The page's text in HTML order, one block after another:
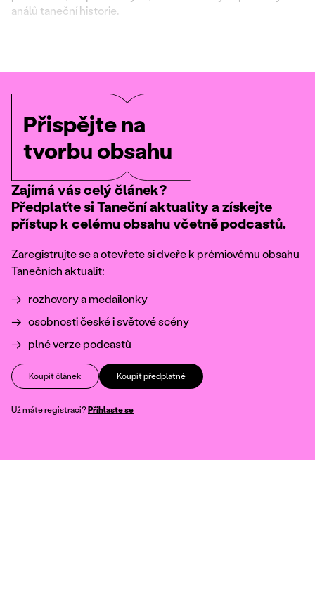
análů taneční historie.
Přispějte na
tvorbu obsahu
Zajímá vás celý článek?
Předplaťte si Taneční aktuality a získejte
přístup k celému obsahu včetně podcastů.
Zaregistrujte se a otevřete si dveře k prémiovému obsahu
Tanečních aktualit:
rozhovory a medailonky
osobnosti české i světové scény
plné verze podcastů
Koupit článek Koupit předplatné
Už máte registraci?Přihlaste se